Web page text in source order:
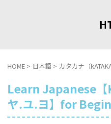
HOME > 日本語 > カタカナ（
Learn Japanese【
ヤ.ユ.ヨ】for